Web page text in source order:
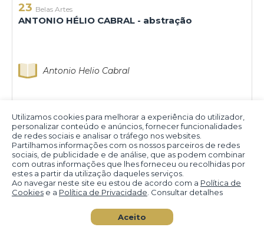
Utilizamos cookies para melhorar a experiência do utilizador,
personalizar conteúdo e anúncios, fornecer funcionalidades
de redes sociais e analisar o tráfego nos websites.
Partilhamos informações com os nossos parceiros de redes
sociais, de publicidade e de análise, que as podem combinar
com outras informações que lhes forneceu ou recolhidas por
estes a partir da utilização daqueles serviços.
Ao navegar neste site eu estou de acordo com a Política de
Cookies e a Política de Privacidade . Consultar detalhes
Aceito
23 Belas Artes
ANTONIO HÉLIO CABRAL - abstração
Antonio Helio Cabral